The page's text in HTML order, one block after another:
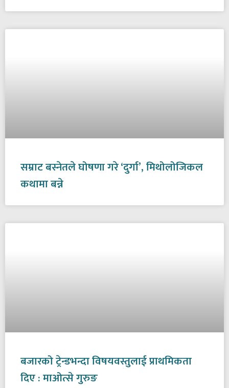
सम्राट बस्नेतले घोषणा गरे ‘दुर्गा’, मिथोलोजिकल
कथामा बन्ने
बजारको ट्रेन्डभन्दा विषयवस्तुलाई प्राथमिकता
दिए : माओत्से गुरुङ